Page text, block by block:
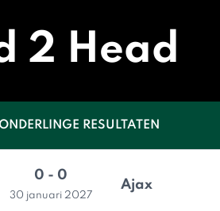
2 Head
RESULTATEN
0 - 0
30 januari 2027
Ajax